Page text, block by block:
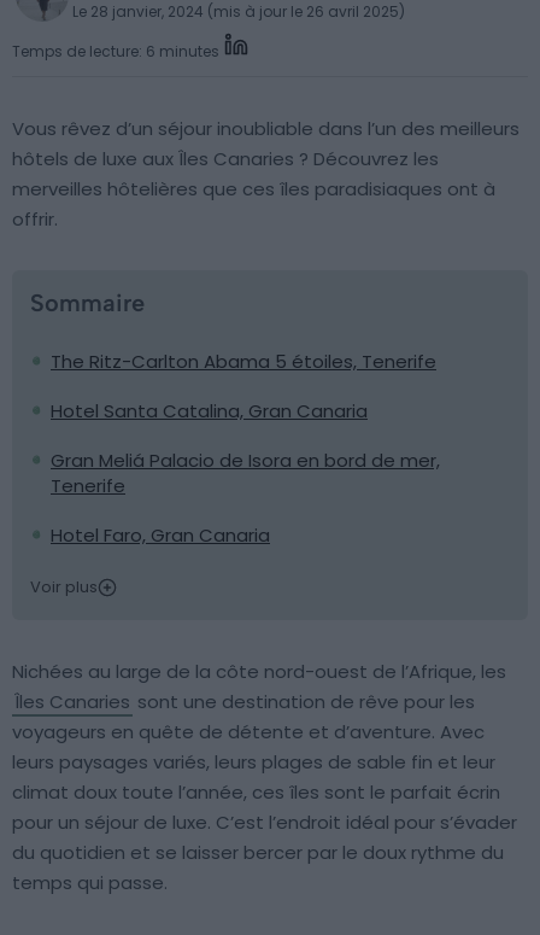
Le 28 janvier, 2024 (mis à jour le 26 avril 2025)
Temps de lecture: 6 minutes
Vous rêvez d’un séjour inoubliable dans l’un des meilleurs
hôtels de luxe aux Îles Canaries ? Découvrez les
merveilles hôtelières que ces îles paradisiaques ont à
offrir.
Sommaire
The Ritz-Carlton Abama 5 étoiles, Tenerife
Hotel Santa Catalina, Gran Canaria
Gran Meliá Palacio de Isora en bord de mer,
Tenerife
Hotel Faro, Gran Canaria
Voir plus
Nichées au large de la côte nord-ouest de l’Afrique, les
Îles Canaries sont une destination de rêve pour les
voyageurs en quête de détente et d’aventure. Avec
leurs paysages variés, leurs plages de sable fin et leur
climat doux toute l’année, ces îles sont le parfait écrin
pour un séjour de luxe. C’est l’endroit idéal pour s’évader
du quotidien et se laisser bercer par le doux rythme du
temps qui passe.